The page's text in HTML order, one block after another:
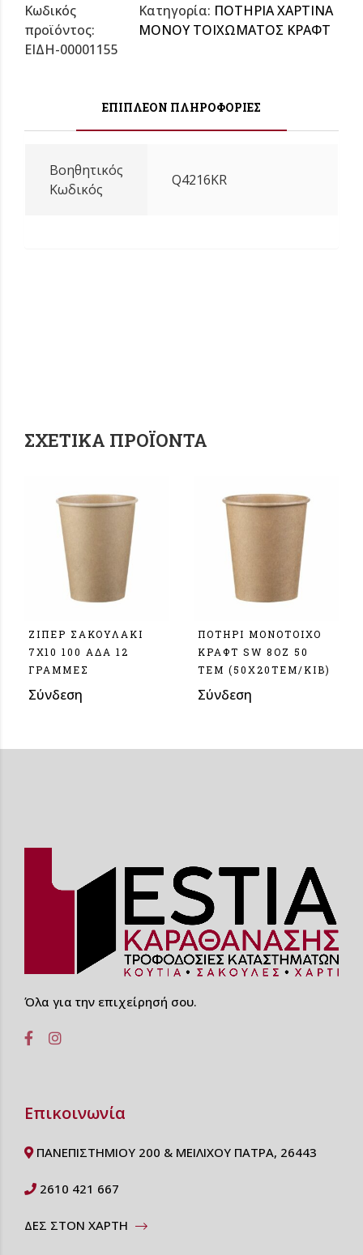
Κωδικός
προϊόντος:
ΕΙΔΗ-00001155
Κατηγορία: ΠΟΤΗΡΙΑ ΧΑΡΤΙΝΑ
ΜΟΝΟΥ ΤΟΙΧΩΜΑΤΟΣ ΚΡΑΦΤ
ΕΠΙΠΛΈΟΝ ΠΛΗΡΟΦΟΡΊΕΣ
Βοηθητικός
Κωδικός
Q4216KR
ΣΧΕΤΙΚΆ ΠΡΟΪΌΝΤΑ
ΖΙΠΕΡ ΣΑΚΟΥΛΑΚΙ
7Χ10 100 ΑΔΑ 12
ΓΡΑΜΜΕΣ
Σύνδεση
ΠΟΤΗΡΙ ΜΟΝΟΤOΙΧΟ
ΚΡΑΦΤ SW 8OZ 50
ΤΕΜ (50X20TEM/KIB)
Σύνδεση
Όλα για την επιχείρησή σου.
Επικοινωνία
ΠΑΝΕΠΙΣΤΗΜΙΟΥ 200 & ΜΕΙΛΙΧΟΥ ΠΑΤΡΑ, 26443
2610 421 667
ΔΕΣ ΣΤΟΝ ΧΑΡΤΗ